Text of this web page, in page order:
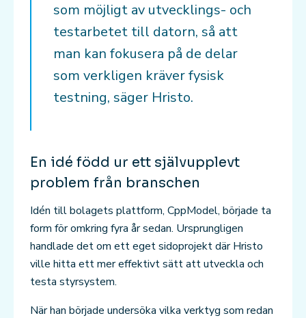
som möjligt av utvecklings- och
testarbetet till datorn, så att
man kan fokusera på de delar
som verkligen kräver fysisk
testning, säger Hristo.
En idé född ur ett självupplevt
problem från branschen
Idén till bolagets plattform, CppModel, började ta
form för omkring fyra år sedan. Ursprungligen
handlade det om ett eget sidoprojekt där Hristo
ville hitta ett mer effektivt sätt att utveckla och
testa styrsystem.
När han började undersöka vilka verktyg som redan